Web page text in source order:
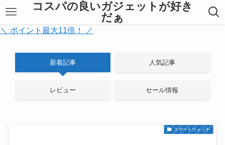
コスパの良いガジェットが好き
だぁ
＼ ポイント最大11倍！ ／
新着記事 人気記事
レビュー セール情報
スマートウォッチ